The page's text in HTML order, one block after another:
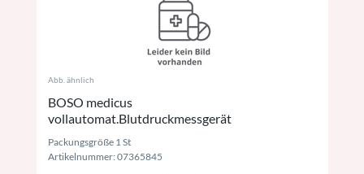
Abb. ähnlich
BOSO medicus
vollautomat.Blutdruckmessgerät
Packungsgröße 1 St
Artikelnummer: 07365845